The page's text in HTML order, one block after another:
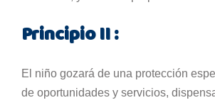
Principio II :
El niño gozará de una protección
de oportunidades y servicios,